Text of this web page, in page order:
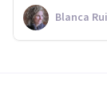
Blanca